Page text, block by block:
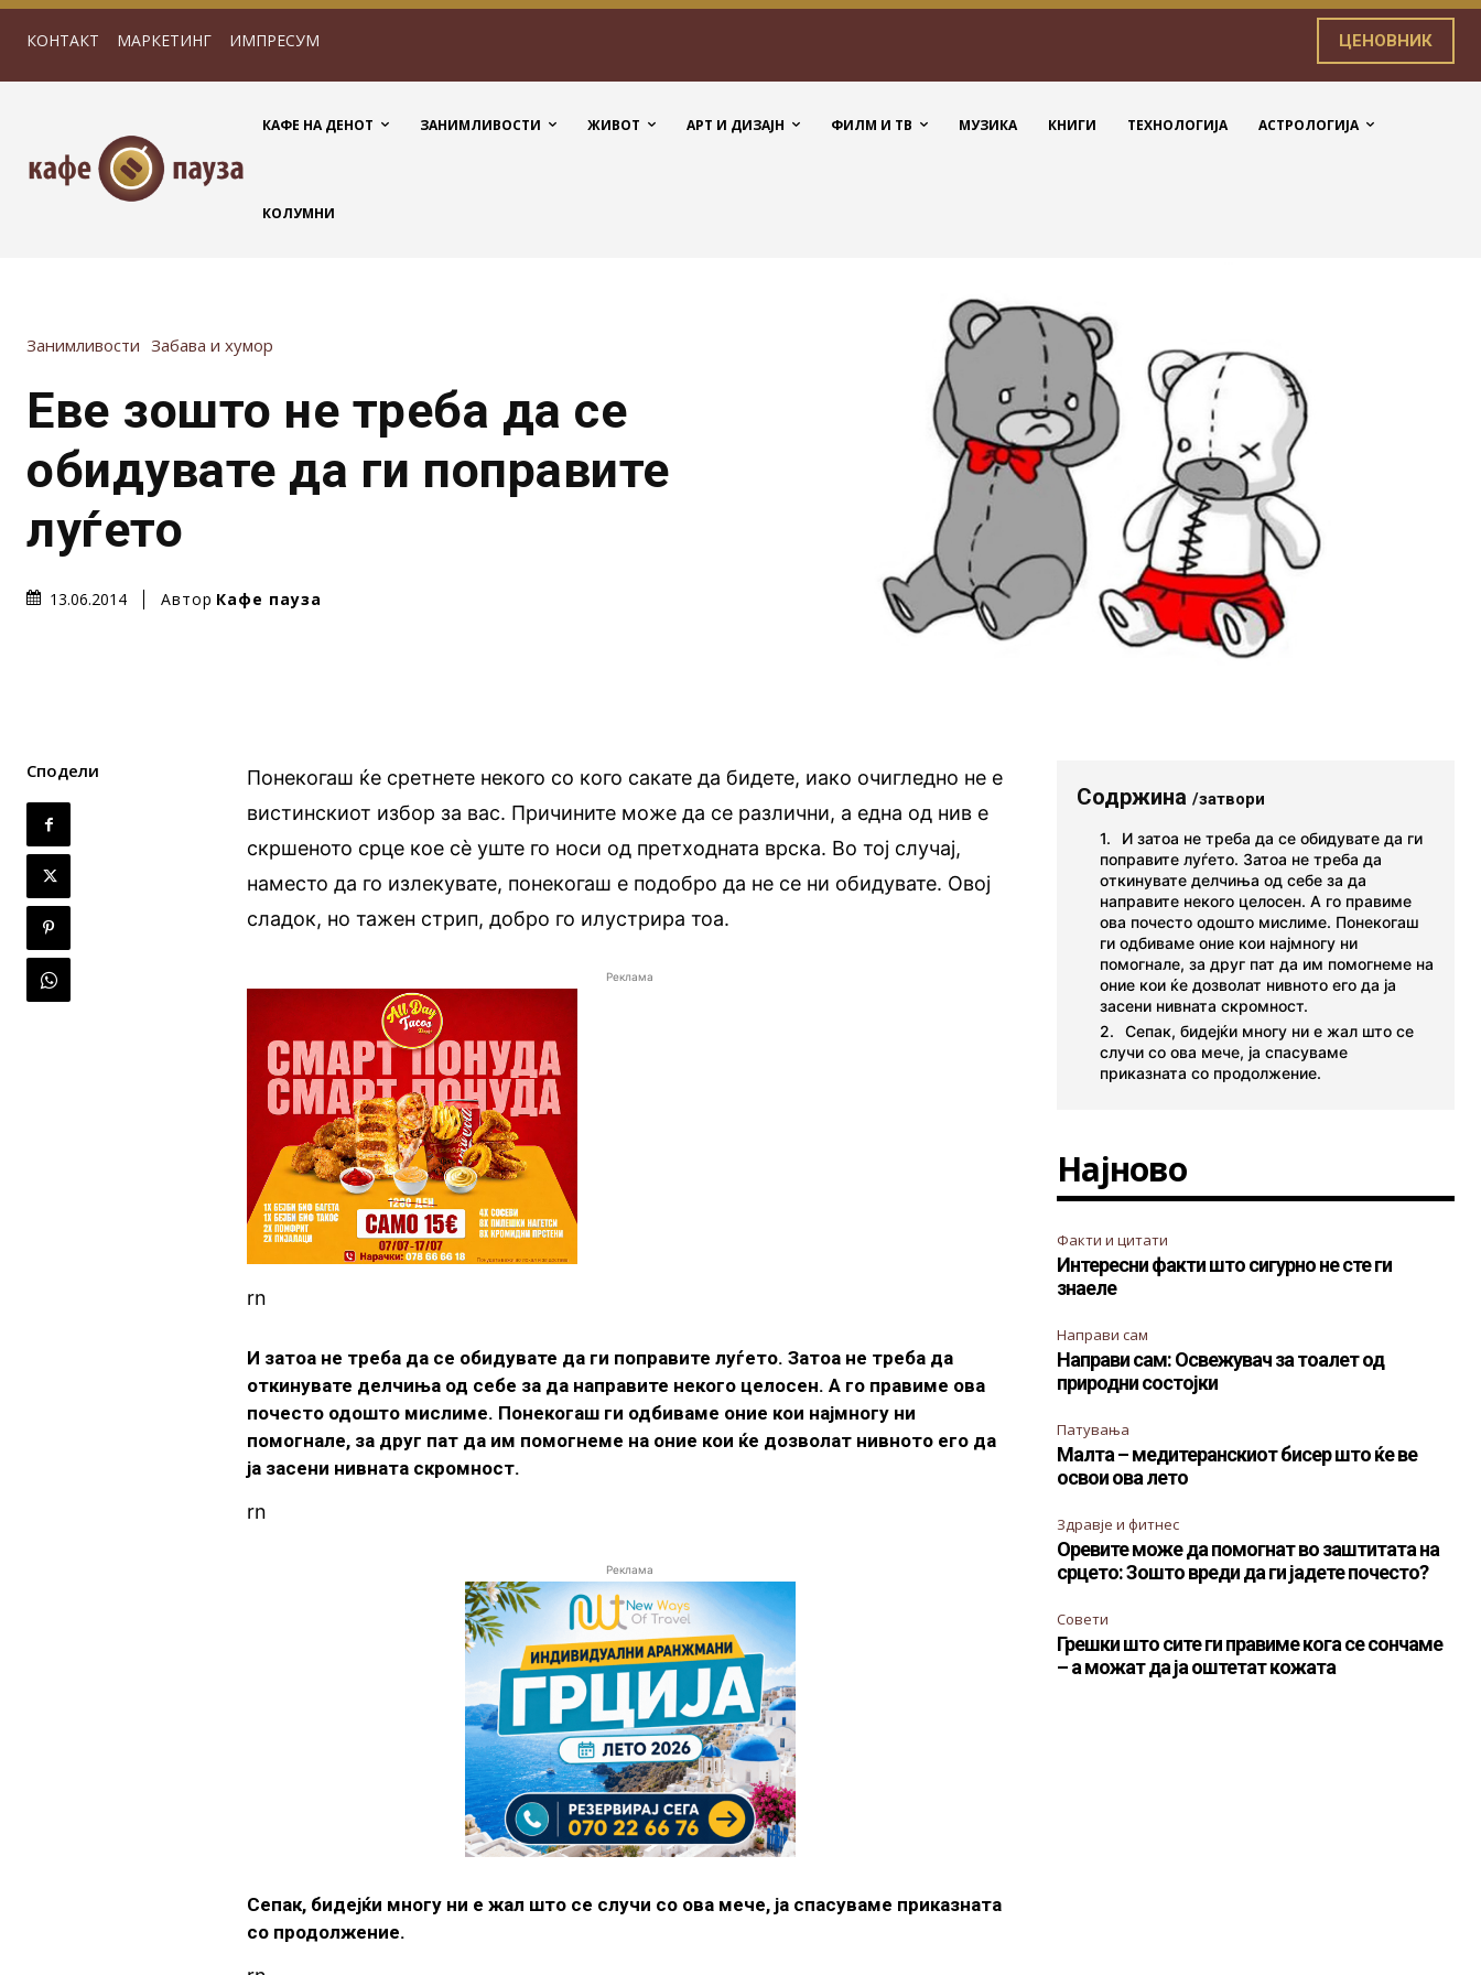
КОНТАКТ МАРКЕТИНГ ИМПРЕСУМ ЦЕНОВНИК
КАФЕ НА ДЕНОТ ЗАНИМЛИВОСТИ ЖИВОТ АРТ И ДИЗАЈН ФИЛМ И ТВ МУЗИКА КНИГИ ТЕХНОЛОГИЈА АСТРОЛОГИЈА
КОЛУМНИ
Занимливости Забава и хумор
Еве зошто не треба да се
обидувате да ги поправите
луѓето
13.06.2014 Автор Кафе пауза
Сподели
Понекогаш ќе сретнете некого со кого сакате да бидете, иако очигледно не е
вистинскиот избор за вас. Причините може да се различни, а една од нив е
скршеното срце кое сѐ уште го носи од претходната врска. Во тој случај,
наместо да го излекувате, понекогаш е подобро да не се ни обидувате. Овој
сладок, но тажен стрип, добро го илустрира тоа.
Реклама
rn
И затоа не треба да се обидувате да ги поправите луѓето. Затоа не треба да
откинувате делчиња од себе за да направите некого целосен. А го правиме ова
почесто одошто мислиме. Понекогаш ги одбиваме оние кои најмногу ни
помогнале, за друг пат да им помогнеме на оние кои ќе дозволат нивното его да
ја засени нивната скромност.
rn
Реклама
Сепак, бидејќи многу ни е жал што се случи со ова мече, ја спасуваме приказната
со продолжение.
Содржина/затвори
И затоа не треба да се обидувате да ги
поправите луѓето. Затоа не треба да
откинувате делчиња од себе за да
направите некого целосен. А го правиме
ова почесто одошто мислиме. Понекогаш
ги одбиваме оние кои најмногу ни
помогнале, за друг пат да им помогнеме на
оние кои ќе дозволат нивното его да ја
засени нивната скромност.
Сепак, бидејќи многу ни е жал што се
случи со ова мече, ја спасуваме
приказната со продолжение.
Најново
Факти и цитати
Интересни факти што сигурно не сте ги
знаеле
Направи сам
Направи сам: Освежувач за тоалет од
природни состојки
Патувања
Малта – медитеранскиот бисер што ќе ве
освои ова лето
Здравје и фитнес
Оревите може да помогнат во заштитата на
срцето: Зошто вреди да ги јадете почесто?
Совети
Грешки што сите ги правиме кога се сончаме
– а можат да ја оштетат кожата